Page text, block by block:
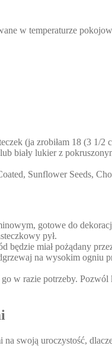
w temperaturze
(ja zrobiłam 18 (3 1/2
biały lukier z
Sunflower Seeds,
gotowe do
pył.
będzie miał pożądany
na wysokim ogniu
w razie potrzeby.
swoją uroczystość,